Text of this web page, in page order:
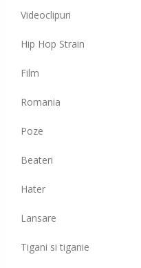
Videoclipuri
Hip Hop Strain
Film
Romania
Poze
Beateri
Hater
Lansare
Tigani si tiganie